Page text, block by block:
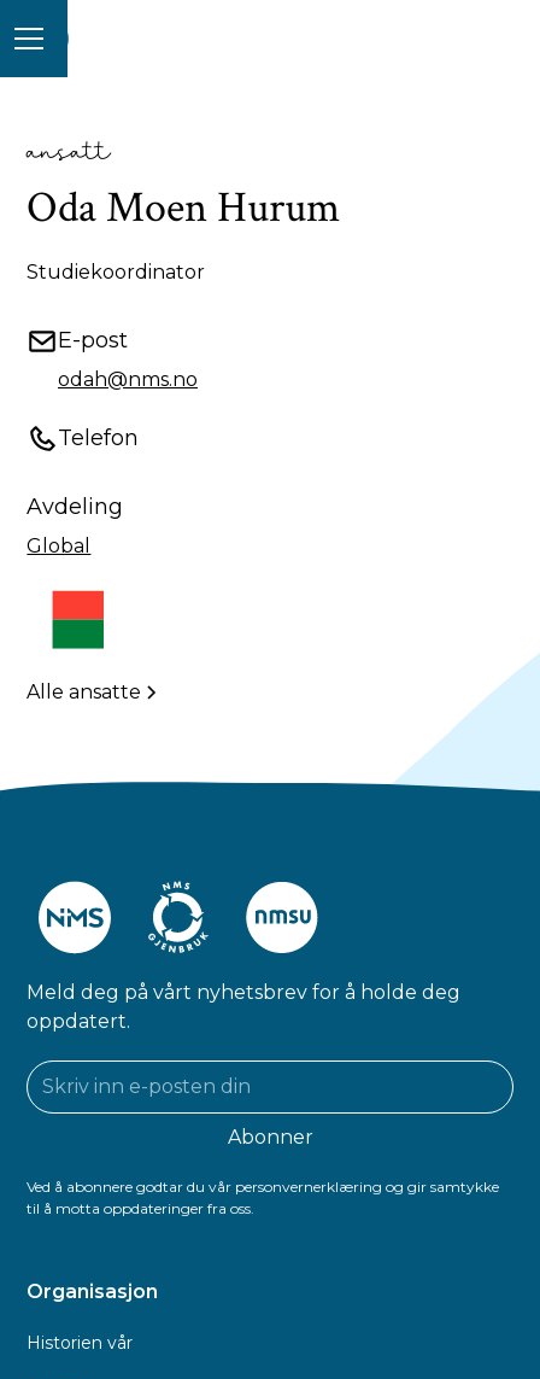
ansatt
Oda Moen Hurum
Studiekoordinator
E-post
odah@nms.no
Telefon
Avdeling
Global
Alle ansatte
Meld deg på vårt nyhetsbrev for å holde deg
oppdatert.
Ved å abonnere godtar du vår personvernerklæring og gir samtykke
til å motta oppdateringer fra oss.
Organisasjon
Historien vår